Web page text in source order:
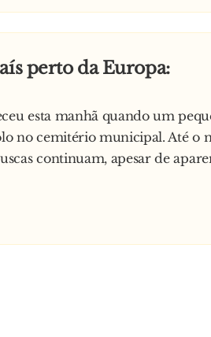
perto da Europa:
esta manhã quando um
no cemitério municipal. Até o
continuam, apesar de